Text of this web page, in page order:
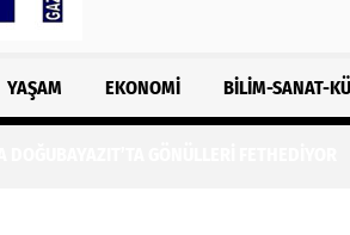
YAŞAM EKONOMI BILIM-SANAT-